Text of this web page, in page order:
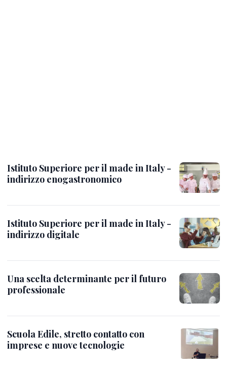
Istituto Superiore per il made in Italy -
indirizzo enogastronomico
Istituto Superiore per il made in Italy -
indirizzo digitale
Una scelta determinante per il futuro
professionale
Scuola Edile, stretto contatto con
imprese e nuove tecnologie